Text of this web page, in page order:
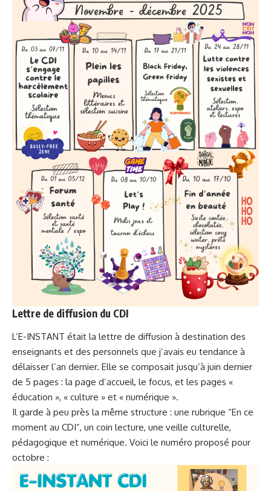
Lettre de diffusion du CDI
L’E-INSTANT était la lettre de diffusion à destination des
enseignants et des personnels que j’avais eu tendance à
délaisser l’an dernier. Elle se composait jusqu’à juin dernier
de 5 pages : la page d’accueil, le focus, et les pages «
éducation », « culture » et « numérique ».
Il garde à peu près la même structure : une rubrique “En ce
moment au CDI”, un coin lecture, une veille culturelle,
pédagogique et numérique. Voici le numéro proposé pour
octobre :